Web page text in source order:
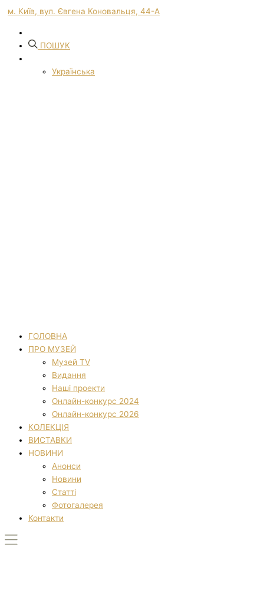
м. Київ, вул. Євгена Коновальця, 44-А
ПОШУК
Українська
ГОЛОВНА
ПРО МУЗЕЙ
Музей TV
Видання
Наші проекти
Онлайн-конкурс 2024
Онлайн-конкурс 2026
КОЛЕКЦІЯ
ВИСТАВКИ
НОВИНИ
Анонси
Новини
Статті
Фотогалерея
Контакти